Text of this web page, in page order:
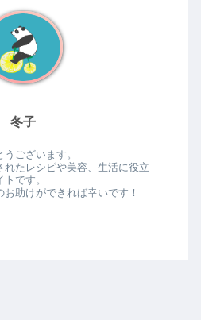
冬子
ございます。
れたレシピや美容、生活に役立
です。
お助けができれば幸いです！